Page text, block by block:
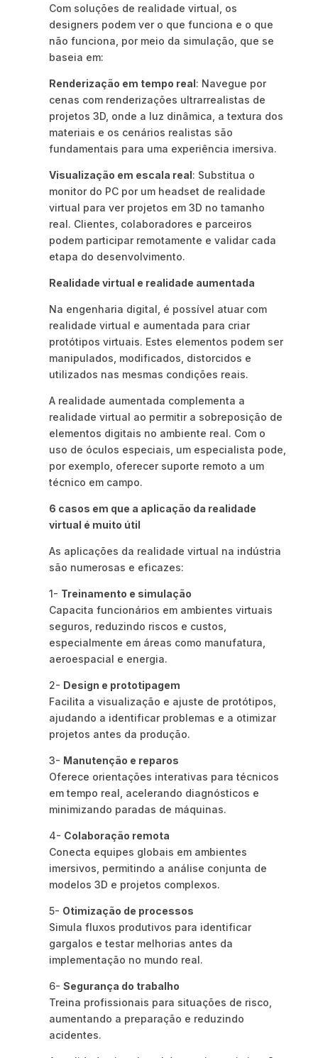
Com soluções de realidade virtual, os
designers podem ver o que funciona e o que
não funciona, por meio da simulação, que se
baseia em:
Renderização em tempo real: Navegue por
cenas com renderizações ultrarrealistas de
projetos 3D, onde a luz dinâmica, a textura dos
materiais e os cenários realistas são
fundamentais para uma experiência imersiva.
Visualização em escala real: Substitua o
monitor do PC por um headset de realidade
virtual para ver projetos em 3D no tamanho
real. Clientes, colaboradores e parceiros
podem participar remotamente e validar cada
etapa do desenvolvimento.
Realidade virtual e realidade aumentada
Na engenharia digital, é possível atuar com
realidade virtual e aumentada para criar
protótipos virtuais. Estes elementos podem ser
manipulados, modificados, distorcidos e
utilizados nas mesmas condições reais.
A realidade aumentada complementa a
realidade virtual ao permitir a sobreposição de
elementos digitais no ambiente real. Com o
uso de óculos especiais, um especialista pode,
por exemplo, oferecer suporte remoto a um
técnico em campo.
6 casos em que a aplicação da realidade
virtual é muito útil
As aplicações da realidade virtual na indústria
são numerosas e eficazes:
1- Treinamento e simulação
Capacita funcionários em ambientes virtuais
seguros, reduzindo riscos e custos,
especialmente em áreas como manufatura,
aeroespacial e energia.
2- Design e prototipagem
Facilita a visualização e ajuste de protótipos,
ajudando a identificar problemas e a otimizar
projetos antes da produção.
3- Manutenção e reparos
Oferece orientações interativas para técnicos
em tempo real, acelerando diagnósticos e
minimizando paradas de máquinas.
4- Colaboração remota
Conecta equipes globais em ambientes
imersivos, permitindo a análise conjunta de
modelos 3D e projetos complexos.
5- Otimização de processos
Simula fluxos produtivos para identificar
gargalos e testar melhorias antes da
implementação no mundo real.
6- Segurança do trabalho
Treina profissionais para situações de risco,
aumentando a preparação e reduzindo
acidentes.